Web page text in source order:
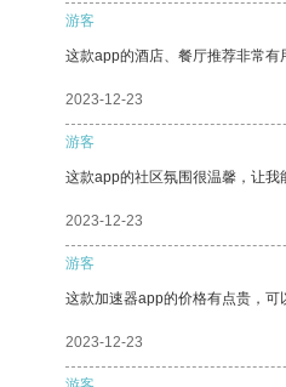
游客
这款app的酒店、餐厅推荐非常有
2023-12-23
游客
这款app的社区氛围很温馨，让我
2023-12-23
游客
这款加速器app的价格有点贵，可
2023-12-23